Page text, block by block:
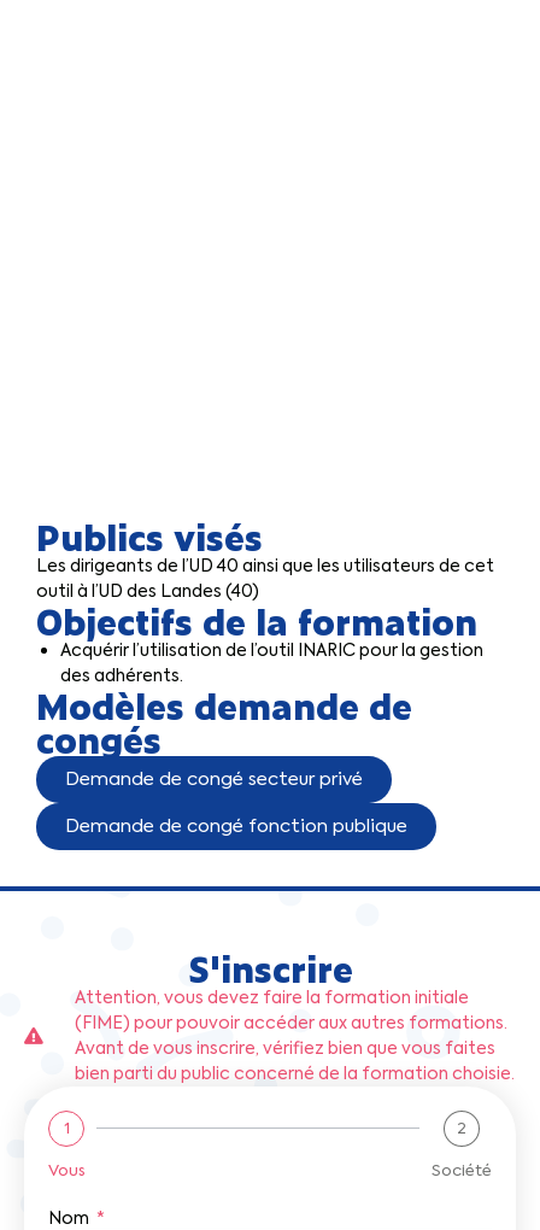
Publics visés
Les dirigeants de l’UD 40 ainsi que les utilisateurs de cet
outil à l’UD des Landes (40)
Objectifs de la formation
Acquérir l’utilisation de l’outil INARIC pour la gestion
des adhérents.
Modèles demande de
congés
Demande de congé secteur privé
Demande de congé fonction publique
S'inscrire
1
Vous
2
Société
Nom
Attention, vous devez faire la formation initiale
(FIME) pour pouvoir accéder aux autres formations.
Avant de vous inscrire, vérifiez bien que vous faites
bien parti du public concerné de la formation choisie.